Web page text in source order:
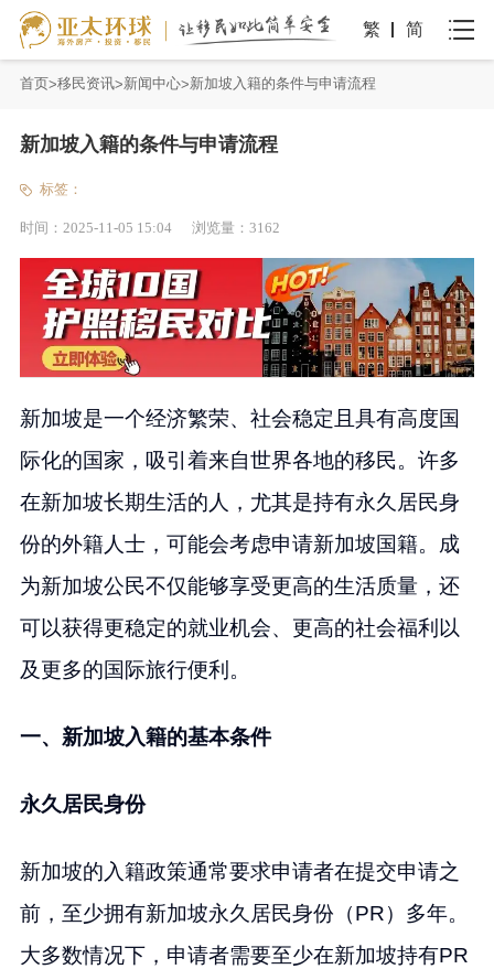
繁 简
首页 移民资讯 新闻中心 新加坡入籍的条件与申请流程
新加坡入籍的条件与申请流程
标签：
时间： 2025-11-05 15:04 浏览量： 3162
新加坡是一个经济繁荣、社会稳定且具有高度国
际化的国家，吸引着来自世界各地的移民。许多
在新加坡长期生活的人，尤其是持有永久居民身
份的外籍人士，可能会考虑申请新加坡国籍。成
为新加坡公民不仅能够享受更高的生活质量，还
可以获得更稳定的就业机会、更高的社会福利以
及更多的国际旅行便利。
一、新加坡入籍的基本条件
永久居民身份
新加坡的入籍政策通常要求申请者在提交申请之
前，至少拥有新加坡永久居民身份（PR）多年。
大多数情况下，申请者需要至少在新加坡持有PR